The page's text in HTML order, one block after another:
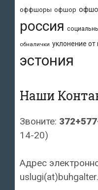
оффшоры офшор
россия
обналички уклонение от
эстония
Наши
Звоните:
14-20)
Адрес